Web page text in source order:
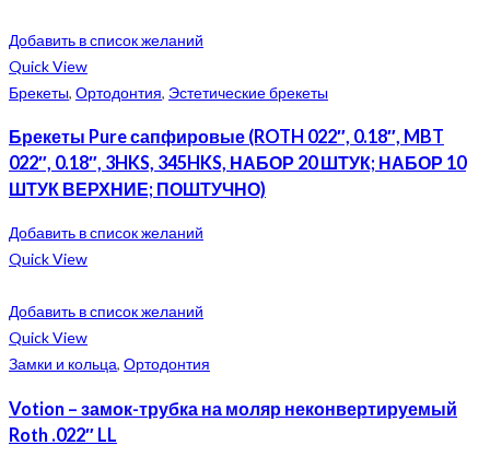
Добавить в список желаний
Quick View
Брекеты, Ортодонтия, Эстетические брекеты
Брекеты Pure сапфировые (ROTH 022″, 0.18″, MBT
022″, 0.18″, 3HKS, 345HKS, НАБОР 20 ШТУК; НАБОР 10
ШТУК ВЕРХНИЕ; ПОШТУЧНО)
Добавить в список желаний
Quick View
Добавить в список желаний
Quick View
Замки и кольца, Ортодонтия
Votion – замок-трубка на моляр неконвертируемый
Roth .022″ LL